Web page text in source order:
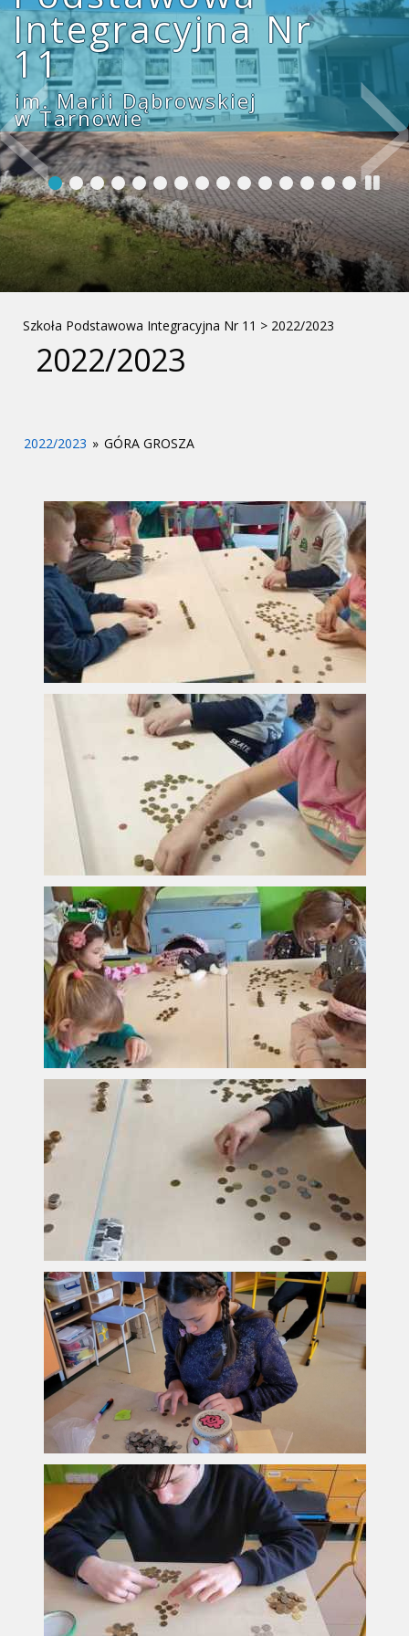
Integracyjna Nr
11
im. Marii Dąbrowskiej
w Tarnowie
Szkoła Podstawowa Integracyjna Nr 11 > 2022/2023
2022/2023
2022/2023 » GÓRA GROSZA